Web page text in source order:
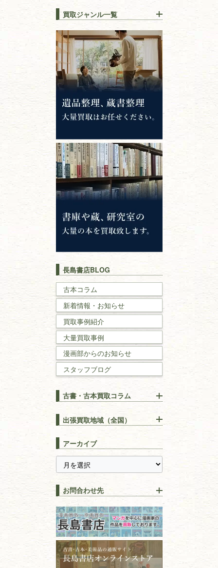
買取ジャンル一覧
江戸時代の書物
唐本・漢籍・
中国書物・朝鮮本
錦絵・浮世絵・版画・刷り物
専門書・ 学術書
哲学書・思想書
心理学・倫理学
仏教書
神道・神社仏閣
イスラム教
キリスト教
歴史書
戦記・戦史
国文学・国語学
理工書
数学書・物理学書
建築書
漢方・鍼灸・東洋医学
易学・占い
スピリチュアル・
全集・
趣味・教養
書道
拓本・法帖・碑帖
篆刻・印譜
長島書店BLOG
古本コラム
新着情報・お知らせ
買取事例紹介
大量買取事例
漫画部からのお知らせ
スタッフブログ
古書・古本買取コラム
【出張買取】古本の大量買取
りOK！効率的に売る方法
宅配買取は古本を送るだけ！
長島書店の便利な買取サービ
ス
【持ち込み買取】店頭で簡単
に古本を売るメリットとは？
上手な売り方のコツを解説
古本の保管方法と劣化する原
因！適切な管理で長持ちさせ
るコツ
古本は汚れていると買取でき
ない？適切な保管方法とクリ
ーニング！
ISBNコードとは？書籍の識別
番号の意味と役割を解説
出張買取地域（全国）
東京都
千葉県
神奈川県
静岡県
山梨県
新潟県
長野県
愛知県
石川県
福井県
福島県
富山県
青森県
岩手県
アーカイブ
お問合わせ先
古本買取専門店 長島書店
〒101-0051
東京都千代田区神田神保町2-5-1